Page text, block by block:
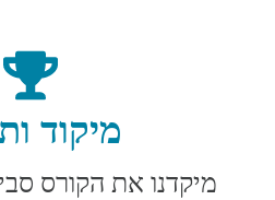
מיקוד
מיקדנו את הקורס